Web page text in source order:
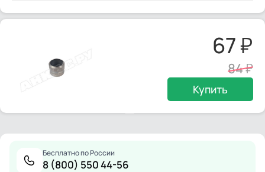
67
84
Купить
Бесплатно по России
8 (800) 550 44-56